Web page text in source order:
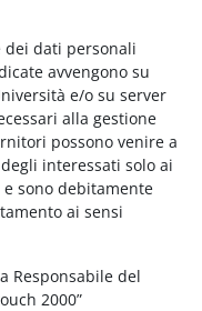
dei dati personali
avvengono su
e/o su server
alla gestione
possono venire a
interessati solo ai
sono debitamente
ai sensi
Responsabile del
2000”